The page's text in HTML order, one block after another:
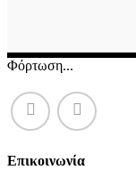
Φόρτωση...
Επικοινωνία